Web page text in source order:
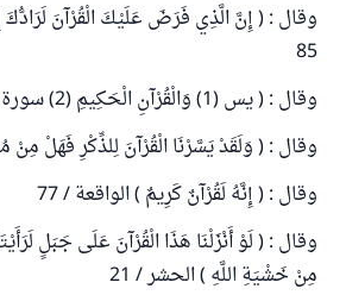
وقال : ( إِنَّ الَّذِي فَرَضَ عَلَيْكَ الْقُرْآنَ
85
وقال : ( يس (1) وَالْقُرْآنِ الْحَكِيمِ (2) سورة يس
وقال : ( وَلَقَدْ يَسَّرْنَا الْقُرْآنَ لِلذِّكْرِ فَهَلْ مِنْ
وقال : ( إِنَّهُ لَقُرْآنٌ كَرِيمٌ ) الواقعة / 77
وقال : ( لَوْ أَنْزَلْنَا هَذَا الْقُرْآنَ عَلَى جَبَلٍ
مِنْ خَشْيَةِ اللَّهِ ) الحشر / 21